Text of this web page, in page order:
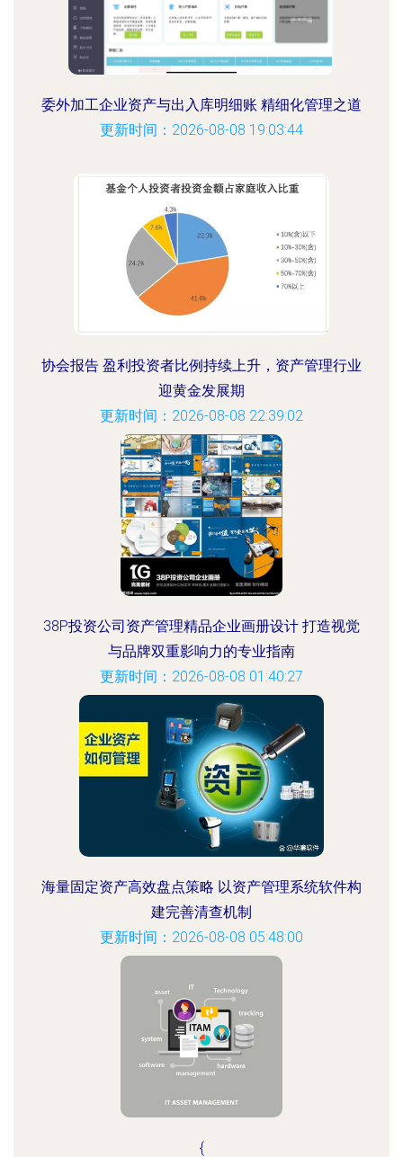
委外加工企业资产与出入库明细账 精细化管理之道
更新时间：2026-08-08 19:03:44
协会报告 盈利投资者比例持续上升，资产管理行业
迎黄金发展期
更新时间：2026-08-08 22:39:02
38P投资公司资产管理精品企业画册设计 打造视觉
与品牌双重影响力的专业指南
更新时间：2026-08-08 01:40:27
海量固定资产高效盘点策略 以资产管理系统软件构
建完善清查机制
更新时间：2026-08-08 05:48:00
{